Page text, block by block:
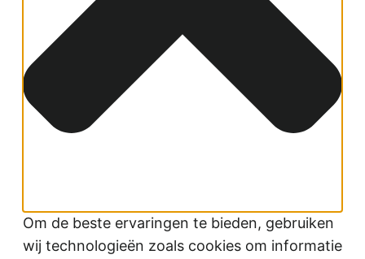
Om de beste ervaringen te bieden, gebruiken
wij technologieën zoals cookies om informatie